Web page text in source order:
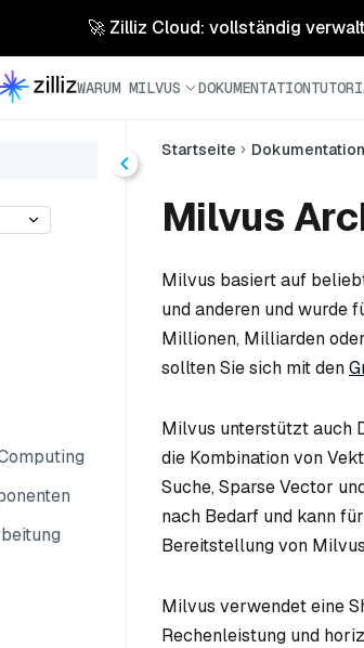
🚀 Zilliz Cloud: vollständig
WARUM MILVUS DOKUMENTATION
Startseite Dokumentation
Milvus
Milvus basiert auf
und anderen und wurde
Millionen, Milliarden
sollten Sie sich mit den
Milvus unterstützt auch
die Kombination von
Suche, Sparse Vector
nach Bedarf und kann
Bereitstellung von
Milvus verwendet eine
Rechenleistung und